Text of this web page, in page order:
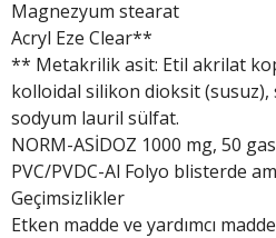
Magnezyum stearat
Acryl Eze Clear**
** Metakrilik asit: Etil akrilat
kolloidal silikon dioksit
sodyum lauril sülfat.
NORM-ASİDOZ 1000 mg, 50
PVC/PVDC-Al Folyo blisterde
Geçimsizlikler
Etken madde ve yardımcı